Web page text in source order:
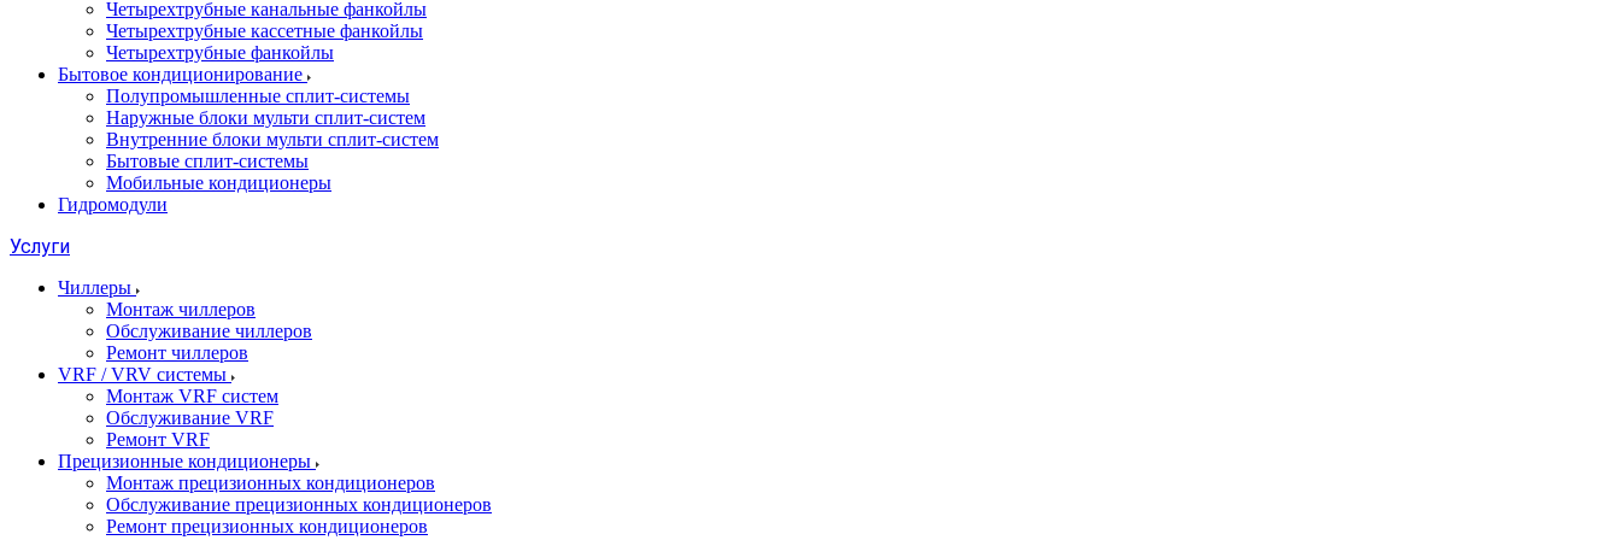
Четырехтрубные канальные фанкойлы
Четырехтрубные кассетные фанкойлы
Четырехтрубные фанкойлы
Бытовое кондиционирование
Полупромышленные сплит-системы
Наружные блоки мульти сплит-систем
Внутренние блоки мульти сплит-систем
Бытовые сплит-системы
Мобильные кондиционеры
Гидромодули
Услуги
Чиллеры
Монтаж чиллеров
Обслуживание чиллеров
Ремонт чиллеров
VRF / VRV системы
Монтаж VRF систем
Обслуживание VRF
Ремонт VRF
Прецизионные кондиционеры
Монтаж прецизионных кондиционеров
Обслуживание прецизионных кондиционеров
Ремонт прецизионных кондиционеров